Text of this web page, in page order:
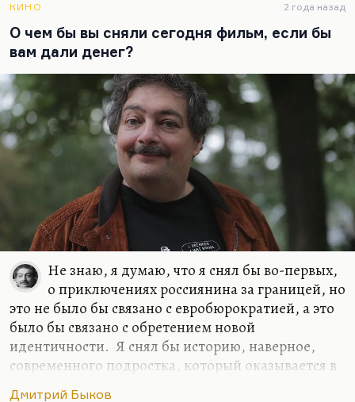
роман хорошо, когда есть эпохальное время на
дворе. Сегодня это не тот жанр, в котором надо
выступать. Мне вообще кажется, что время
эпических романов закончилось. Сегодня надо
писать…
КИНО 2 года назад
О чем бы вы сняли сегодня фильм, если бы
вам дали денег?
Не знаю, я думаю, что я снял бы во-первых,
о приключениях россиянина за границей, но
это не было бы связано с евробюрократией, а это
было бы связано с обретением новой
идентичности. Я снял бы историю, наверное,
современного подростка, который оказывается в
Дмитрий Быков